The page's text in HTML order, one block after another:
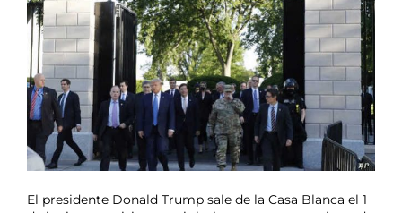
El presidente Donald Trump sale de la Casa Blanca el 1